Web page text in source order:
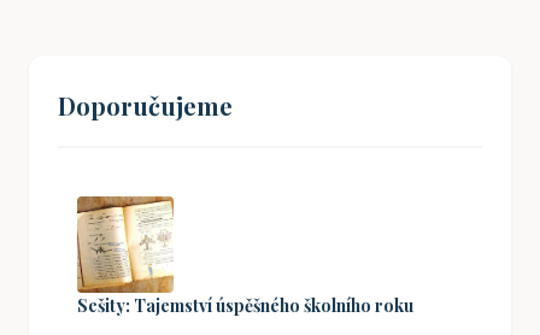
Doporučujeme
Sešity: Tajemství úspěšného školního roku